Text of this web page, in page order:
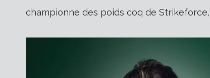
championne des poids coq de